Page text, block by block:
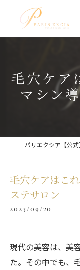
毛穴ケア
マシン
毛穴ケアはこ
ステサロン
2023/09/20
現代の美容は、美
た。その中でも、